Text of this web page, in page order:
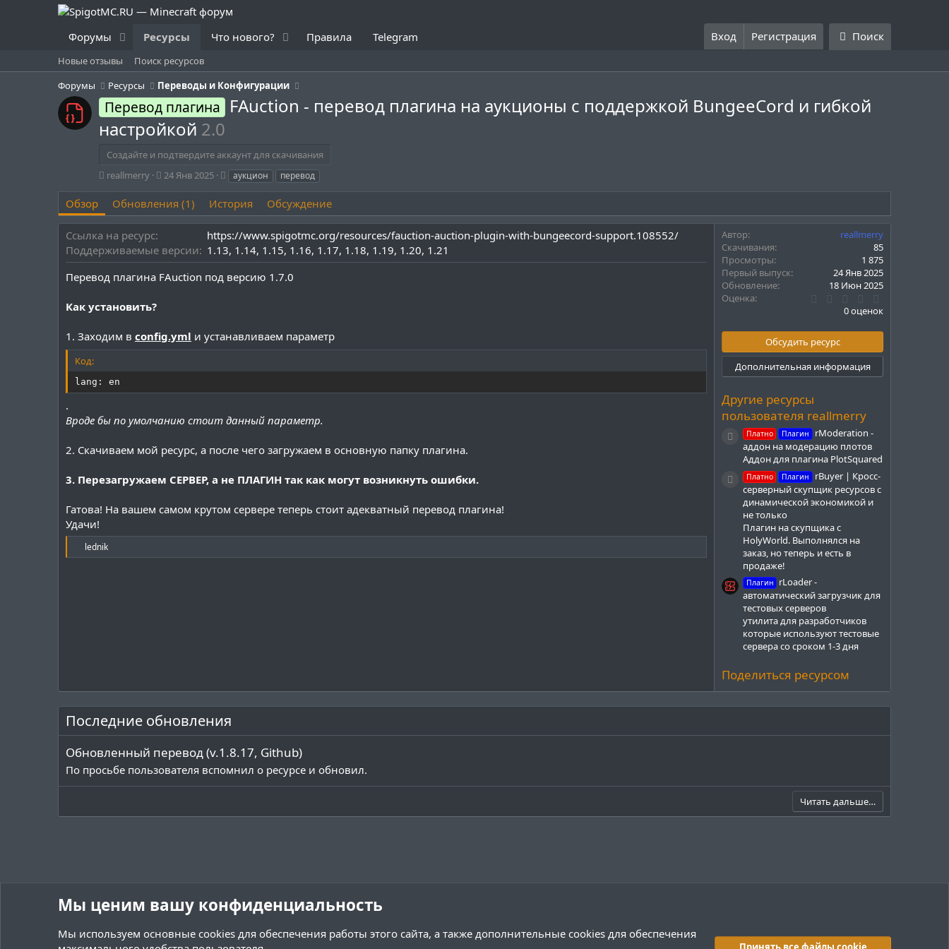
Форумы Ресурсы Что нового? Правила Telegram Вход Регистрация Поиск
Новые отзывы
Поиск ресурсов
Форумы
Ресурсы Переводы и Конфигурации
Перевод плагина FAuction - перевод плагина на аукционы с поддержкой BungeeCord и гибкой
настройкой 2.0
Создайте и подтвердите аккаунт для скачивания
А
о
р
reallmerry
Д
т
а
с
з
д
а
24 Янв 2025
Т
г
и
аукцион перевод
Обзор Обновления (1) История Обсуждение
Ссылка на ресурс
https://www.spigotmc.org/resources/fauction-auction-plugin-with-bungeecord-support.108552/
Поддерживаемые версии
1.13 1.14 1.15 1.16 1.17 1.18 1.19 1.20 1.21
Перевод плагина FAuction под версию 1.7.0
Как установить?
1. Заходим в config.yml и устанавливаем параметр
Код:
lang: en
.
Вроде бы по умолчанию стоит данный параметр.
2. Скачиваем мой ресурс, а после чего загружаем в основную папку плагина.
3. Перезагружаем СЕРВЕР, а не ПЛАГИН так как могут возникнуть ошибки.
Гатова! На вашем самом крутом сервере теперь стоит адекватный перевод плагина!
Удачи!
Р
е
lednik
Автор
reallmerry
Скачивания
85
Просмотры
1 875
Первый выпуск
24 Янв 2025
Обновление
18 Июн 2025
Оценка
0
0
в
ё
з
0 оценок
Обсудить ресурс
Дополнительная информация
Другие ресурсы
пользователя reallmerry
Иконка ресурса
Платно Плагин
rModeration -
аддон на модерацию плотов
Аддон для плагина PlotSquared
Иконка ресурса
Платно Плагин
rBuyer | Кросс-
серверный скупщик ресурсов с
динамической экономикой и
не только
Плагин на скупщика с
HolyWorld. Выполнялся на
заказ, но теперь и есть в
продаже!
Плагин
rLoader -
автоматический загрузчик для
тестовых серверов
утилита для разработчиков
которые используют тестовые
сервера со сроком 1-3 дня
Поделиться ресурсом
Последние обновления
Обновленный перевод (v.1.8.17, Github)
По просьбе пользователя вспомнил о ресурсе и обновил.
Читать дальше…
Мы ценим вашу конфиденциальность
Мы используем основные cookies для обеспечения работы этого сайта, а также дополнительные cookies для обеспечения